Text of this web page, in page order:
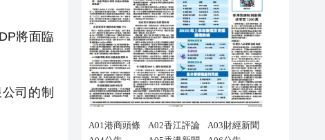
將面臨
司的制